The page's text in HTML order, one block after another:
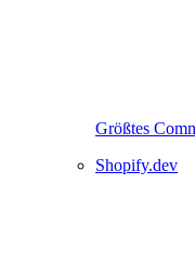
Größtes
Shopify.dev